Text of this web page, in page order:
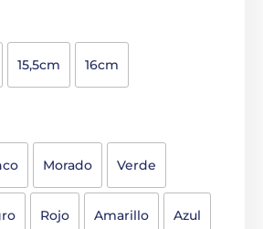
15,5cm 16cm
Morado Verde
Rojo Amarillo Azul